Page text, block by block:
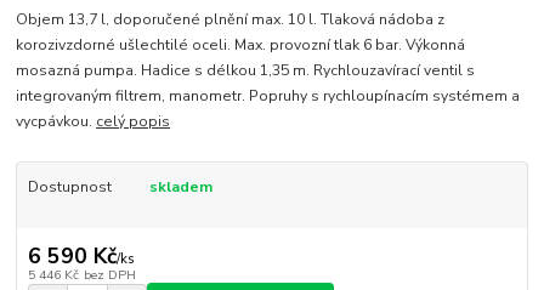
Objem 13,7 l, doporučené plnění max. 10 l. Tlaková nádoba z
korozivzdorné ušlechtilé oceli. Max. provozní tlak 6 bar. Výkonná
mosazná pumpa. Hadice s délkou 1,35 m. Rychlouzavírací ventil s
integrovaným filtrem, manometr. Popruhy s rychloupínacím systémem a
vycpávkou. celý popis
Dostupnost skladem
6 590 Kč/ks
5 446 Kč bez DPH